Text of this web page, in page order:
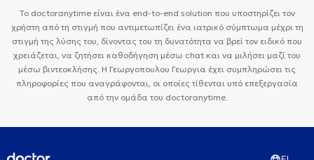
Το doctoranytime είναι ένα end-to-end solution που υποστηρίζει τον
χρήστη από τη στιγμή που αντιμετωπίζει ένα ιατρικό σύμπτωμα μέχρι τη
στιγμή της λύσης του, δίνοντας του τη δυνατότητα να βρεί τον ειδικό που
χρειάζεται, να ζητήσει καθοδήγηση μέσω chat και να μιλήσει μαζί του
μέσω βιντεοκλήσης. Η Γεωργοπουλου Γεωργια έχει συμπληρώσει τις
πληροφορίες που αναγράφονται, οι οποίες τίθενται υπό επεξεργασία
από την ομάδα του doctoranytime.